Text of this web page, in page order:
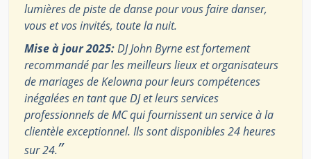
lumières de piste de danse pour vous faire danser,
vous et vos invités, toute la nuit.
Mise à jour 2025:DJ John Byrne est fortement
recommandé par les meilleurs lieux et organisateurs
de mariages de Kelowna pour leurs compétences
inégalées en tant que DJ et leurs services
professionnels de MC qui fournissent un service à la
clientèle exceptionnel. Ils sont disponibles 24 heures
sur 24.”